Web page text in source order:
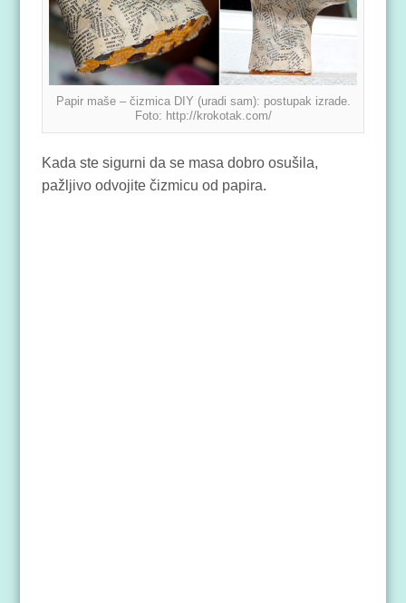
Papir maše – čizmica DIY (uradi sam): postupak izrade.
Foto: http://krokotak.com/
Kada ste sigurni da se masa dobro osušila,
pažljivo odvojite čizmicu od papira.